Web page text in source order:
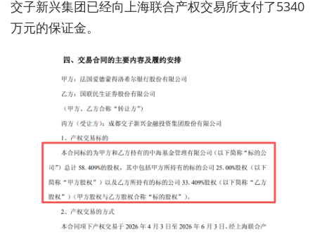
交子新兴集团已经向上海联合产权交易所支付了5340
万元的保证金。